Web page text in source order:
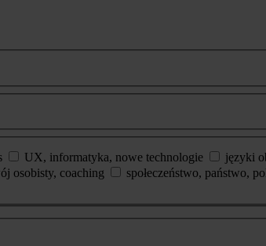
UX, informatyka, nowe technologie
języki
osobisty, coaching społeczeństwo, państwo,